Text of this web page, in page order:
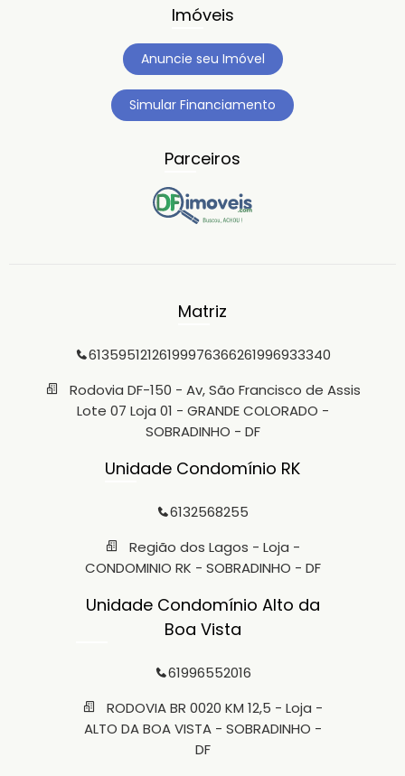
Imóveis
Anuncie seu Imóvel
Simular Financiamento
Parceiros
Matriz
61359512126199976366261996933340
Rodovia DF-150 - Av, São Francisco de Assis
Lote 07 Loja 01 - GRANDE COLORADO -
SOBRADINHO - DF
Unidade Condomínio RK
6132568255
Região dos Lagos - Loja -
CONDOMINIO RK - SOBRADINHO - DF
Unidade Condomínio Alto da
Boa Vista
61996552016
RODOVIA BR 0020 KM 12,5 - Loja -
ALTO DA BOA VISTA - SOBRADINHO -
DF